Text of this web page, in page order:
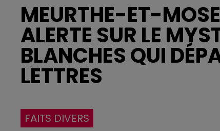
MEURTHE-ET-
ALERTE SUR LE
BLANCHES QUI
LETTRES
FAITS DIVERS